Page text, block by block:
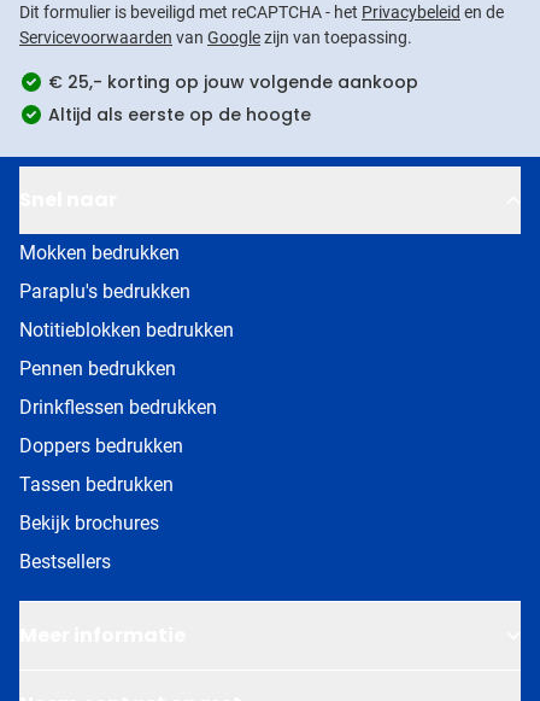
Dit formulier is beveiligd met reCAPTCHA - het Privacybeleid en de
Servicevoorwaarden van Googlezijn van toepassing.
€ 25,- korting op jouw volgende aankoop
Altijd als eerste op de hoogte
Mokken bedrukken
Paraplu's bedrukken
Notitieblokken bedrukken
Pennen bedrukken
Drinkflessen bedrukken
Doppers bedrukken
Tassen bedrukken
Bekijk brochures
Bestsellers